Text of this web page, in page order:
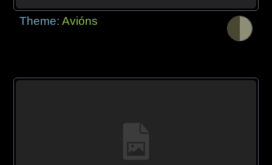
Theme:Avións